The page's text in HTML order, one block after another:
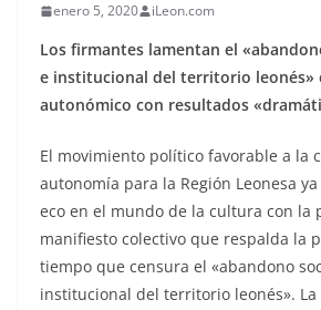
enero 5, 2020 iLeon.com
Los firmantes lamentan el
e institucional del territorio leonés»
autonómico con resultados
El movimiento político favorable a la
autonomía para la Región Leonesa
eco en el mundo de la cultura con la
manifiesto colectivo que respalda la
tiempo que censura el «abandono
institucional del territorio leonés».